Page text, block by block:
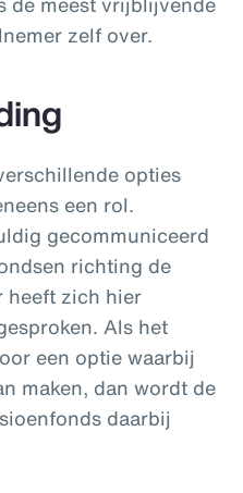
zelf over.
opties
een rol.
gecommuniceerd
richting de
heeft zich hier
Als het
een optie waarbij
maken, dan wordt de
daarbij